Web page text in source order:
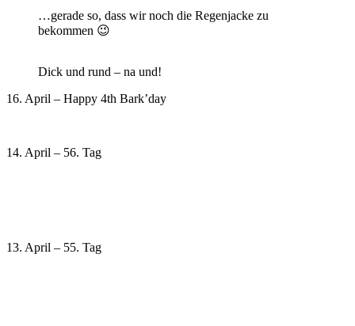
…gerade so, dass wir noch die Regenjacke zu
bekommen 😉
Dick und rund – na und!
16. April – Happy 4th Bark’day
14. April – 56. Tag
13. April – 55. Tag